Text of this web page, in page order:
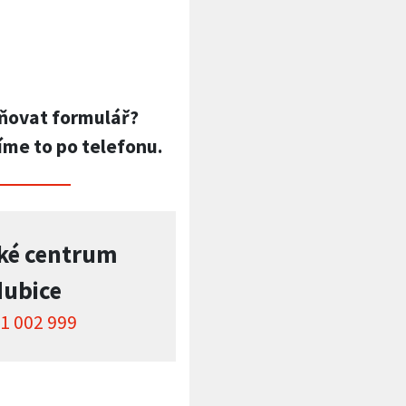
formulář?
to po telefonu.
centrum
002 999